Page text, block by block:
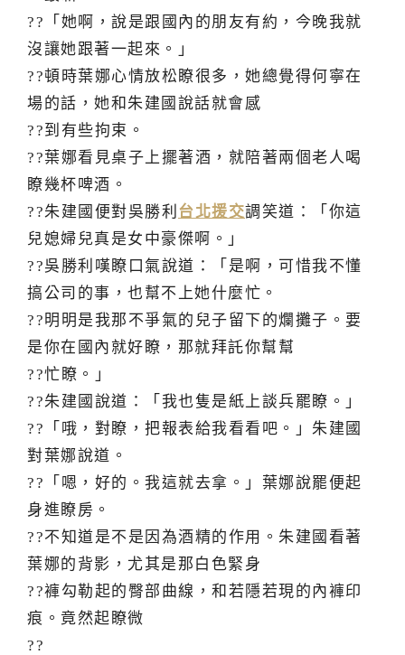
??「她啊，說是跟國內的朋友有約，今晚我就
沒讓她跟著一起來。」
??頓時葉娜心情放松瞭很多，她總覺得何寧在
場的話，她和朱建國說話就會感
??到有些拘束。
??葉娜看見桌子上擺著酒，就陪著兩個老人喝
瞭幾杯啤酒。
??朱建國便對吳勝利 台北援交調笑道：「你這
兒媳婦兒真是女中豪傑啊。」
??吳勝利嘆瞭口氣說道：「是啊，可惜我不懂
搞公司的事，也幫不上她什麼忙。
??明明是我那不爭氣的兒子留下的爛攤子。要
是你在國內就好瞭，那就拜託你幫幫
??忙瞭。」
??朱建國說道：「我也隻是紙上談兵罷瞭。」
??「哦，對瞭，把報表給我看看吧。」朱建國
對葉娜說道。
??「嗯，好的。我這就去拿。」葉娜說罷便起
身進瞭房。
??不知道是不是因為酒精的作用。朱建國看著
葉娜的背影，尤其是那白色緊身
??褲勾勒起的臀部曲線，和若隱若現的內褲印
痕。竟然起瞭微
??